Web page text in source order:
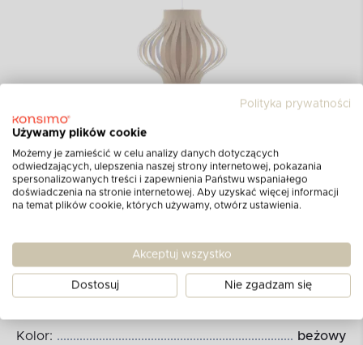
Wymiary produktu:
Średnica [cm]:
Wysokość [cm]:
Długość kabla [m]: 1,5
Kolor: beżowy
Polityka prywatności
Używamy plików cookie
Możemy je zamieścić w celu analizy danych dotyczących
odwiedzających, ulepszenia naszej strony internetowej, pokazania
spersonalizowanych treści i zapewnienia Państwu wspaniałego
doświadczenia na stronie internetowej. Aby uzyskać więcej informacji
na temat plików cookie, których używamy, otwórz ustawienia.
Akceptuj wszystko
Dostosuj Nie zgadzam się